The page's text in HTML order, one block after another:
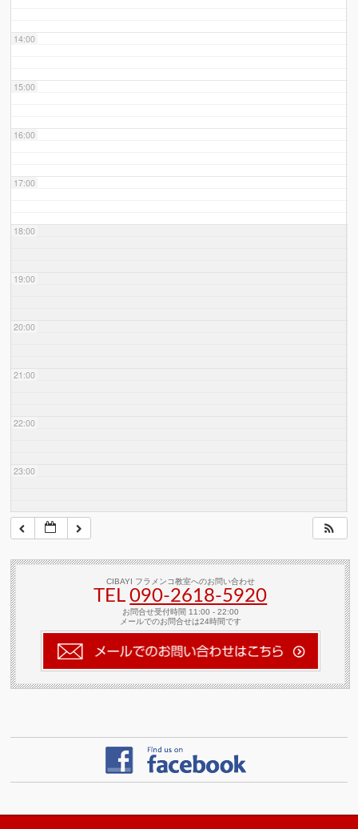
14:00
15:00
16:00
17:00
18:00
19:00
20:00
21:00
22:00
23:00
CIBAYI フラメンコ教室へのお問い合わせ
TEL090-2618‐5920
お問合せ受付時間 11:00 - 22:00
メールでのお問合せは24時間です